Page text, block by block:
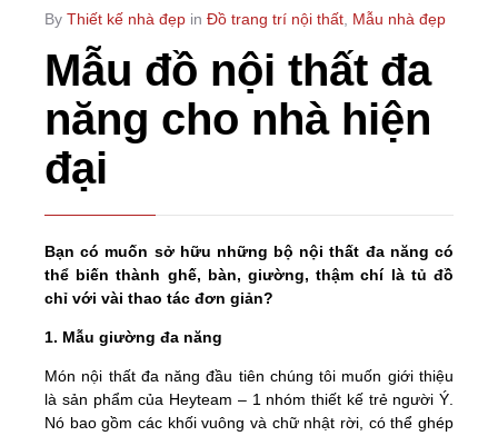
By Thiết kế nhà đẹp in Đồ trang trí nội thất Mẫu nhà đẹp
Mẫu đồ nội thất đa
năng cho nhà hiện
đại
Bạn có muốn sở hữu những bộ nội thất đa năng có
thể biến thành ghế, bàn, giường, thậm chí là tủ đồ
chỉ với vài thao tác đơn giản?
1. Mẫu giường đa năng
Món nội thất đa năng đầu tiên chúng tôi muốn giới thiệu
là sản phẩm của Heyteam – 1 nhóm thiết kế trẻ người Ý.
Nó bao gồm các khối vuông và chữ nhật rời, có thể ghép